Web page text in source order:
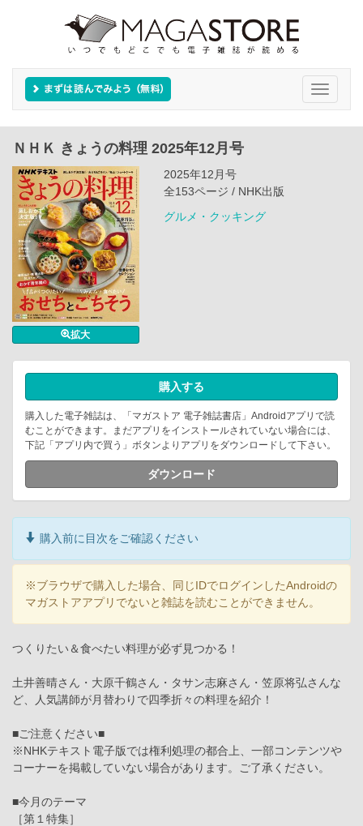
Toggle
ＮＨＫ きょうの料理 2025年12月号
拡大
2025年12月号
全153ページ / NHK出版
グルメ・クッキング
購入する
購入した電子雑誌は、「マガストア 電子雑誌書店」Androidアプリで読
むことができます。まだアプリをインストールされていない場合には、
下記「アプリ内で買う」ボタンよりアプリをダウンロードして下さい。
ダウンロード
購入前に目次をご確認ください
※ブラウザで購入した場合、同じIDでログインしたAndroidの
マガストアアプリでないと雑誌を読むことができません。
つくりたい＆食べたい料理が必ず見つかる！
土井善晴さん・大原千鶴さん・タサン志麻さん・笠原将弘さんな
ど、人気講師が月替わりで四季折々の料理を紹介！
■ご注意ください■
※NHKテキスト電子版では権利処理の都合上、一部コンテンツや
コーナーを掲載していない場合があります。ご了承ください。
■今月のテーマ
［第１特集］